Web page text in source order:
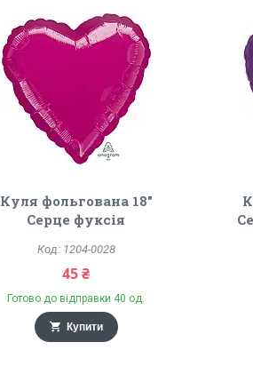
Куля фольгована 18"
Серце фуксія
1204-0028
45 ₴
Готово до відправки 40 од.
Купити